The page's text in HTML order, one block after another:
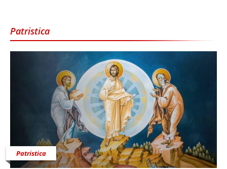
Patristica
Patristica